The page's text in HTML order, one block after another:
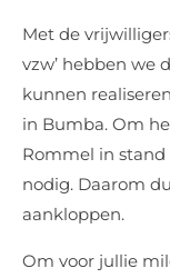
Met de
vzw’ hebben we
kunnen
in Bumba. Om
Rommel in
nodig. Daarom
aankloppen.
Om voor jullie